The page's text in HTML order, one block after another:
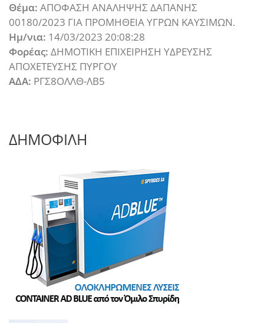
Θέμα: ΑΠΟΦΑΣΗ ΑΝΑΛΗΨΗΣ ΔΑΠΑΝΗΣ
00180/2023 ΓΙΑ ΠΡΟΜΗΘΕΙΑ ΥΓΡΩΝ ΚΑΥΣΙΜΩΝ.
Ημ/νια: 14/03/2023 20:08:28
Φορέας: ΔΗΜΟΤΙΚΗ ΕΠΙΧΕΙΡΗΣΗ ΥΔΡΕΥΣΗΣ
ΑΠΟΧΕΤΕΥΣΗΣ ΠΥΡΓΟΥ
ΑΔΑ: ΡΓΣ8ΟΛΛΘ-ΛΒ5
ΔΗΜΟΦΙΛΗ